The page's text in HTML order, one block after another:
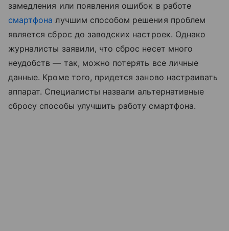
замедления или появления ошибок в работе
смартфона лучшим способом решения проблем
является сброс до заводских настроек. Однако
журналисты заявили, что сброс несет много
неудобств — так, можно потерять все личные
данные. Кроме того, придется заново настраивать
аппарат. Специалисты назвали альтернативные
сбросу способы улучшить работу смартфона.